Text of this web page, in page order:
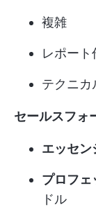
複雑
レポート
テクニカ
セールスフォ
エッセン
プロフェ
ドル